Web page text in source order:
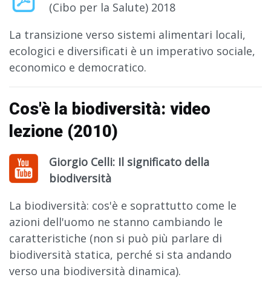
(Cibo per la Salute) 2018
La transizione verso sistemi alimentari locali,
ecologici e diversificati è un imperativo sociale,
economico e democratico.
Cos'è la biodiversità: video
lezione (2010)
Giorgio Celli: Il significato della
biodiversità
La biodiversità: cos'è e soprattutto come le
azioni dell'uomo ne stanno cambiando le
caratteristiche (non si può più parlare di
biodiversità statica, perché si sta andando
verso una biodiversità dinamica).